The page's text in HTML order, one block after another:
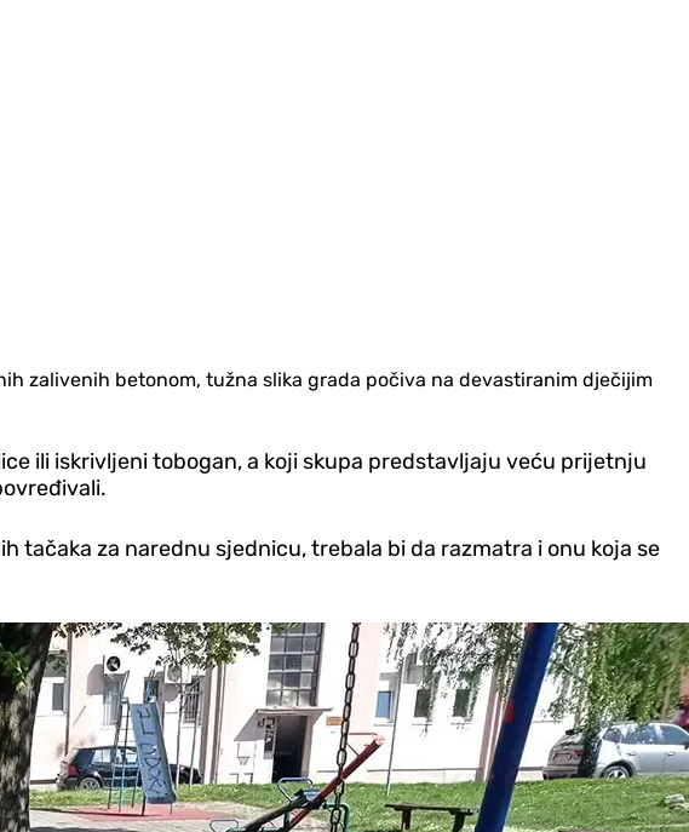
zalivenih betonom, tužna slika grada počiva na devastiranim d‌ječijim
ili iskrivljeni tobogan, a koji skupa predstavljaju veću prijetnju
tačaka za narednu sjednicu, trebala bi da razmatra i onu koja se